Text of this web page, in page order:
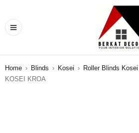
Home › Blinds › Kosei › Roller Blinds Kosei
KOSEI KROA